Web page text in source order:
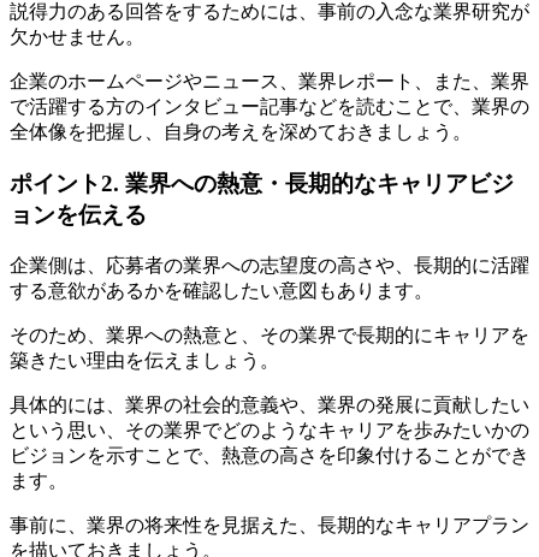
説得力のある回答をするためには、事前の入念な業界研究が
欠かせません。
企業のホームページやニュース、業界レポート、また、業界
で活躍する方のインタビュー記事などを読むことで、業界の
全体像を把握し、自身の考えを深めておきましょう。
ポイント2. 業界への熱意・長期的なキャリアビジ
ョンを伝える
企業側は、応募者の業界への志望度の高さや、長期的に活躍
する意欲があるかを確認したい意図もあります。
そのため、業界への熱意と、その業界で長期的にキャリアを
築きたい理由を伝えましょう。
具体的には、業界の社会的意義や、業界の発展に貢献したい
という思い、その業界でどのようなキャリアを歩みたいかの
ビジョンを示すことで、熱意の高さを印象付けることができ
ます。
事前に、業界の将来性を見据えた、長期的なキャリアプラン
を描いておきましょう。